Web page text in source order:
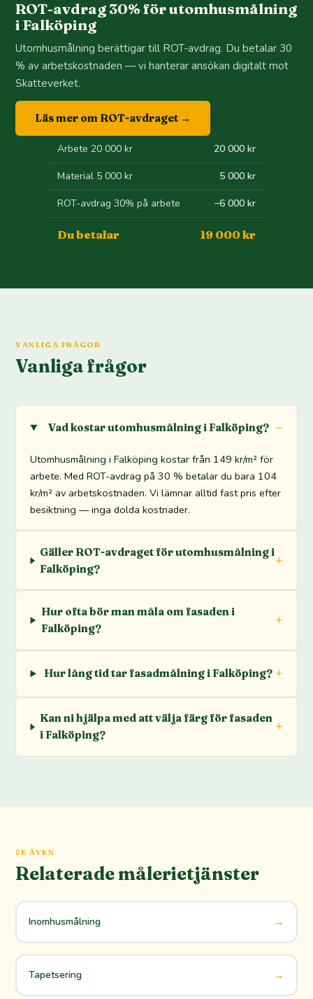
ROT-avdrag 30% för utomhusmålning
i Falköping
Utomhusmålning berättigar till ROT-avdrag. Du betalar 30
% av arbetskostnaden — vi hanterar ansökan digitalt mot
Skatteverket.
Läs mer om ROT-avdraget →
Arbete 20 000 kr 20 000 kr
Material 5 000 kr 5 000 kr
ROT-avdrag 30% på arbete −6 000 kr
Du betalar 19 000 kr
VANLIGA FRÅGOR
Vanliga frågor
Vad kostar utomhusmålning i Falköping?
Utomhusmålning i Falköping kostar från 149 kr/m² för
arbete. Med ROT-avdrag på 30 % betalar du bara 104
kr/m² av arbetskostnaden. Vi lämnar alltid fast pris efter
besiktning — inga dolda kostnader.
Gäller ROT-avdraget för utomhusmålning i
Falköping?
Hur ofta bör man måla om fasaden i
Falköping?
Hur lång tid tar fasadmålning i Falköping?
Kan ni hjälpa med att välja färg för fasaden
i Falköping?
SE ÄVEN
Relaterade målerietjänster
Inomhusmålning →
Tapetsering →